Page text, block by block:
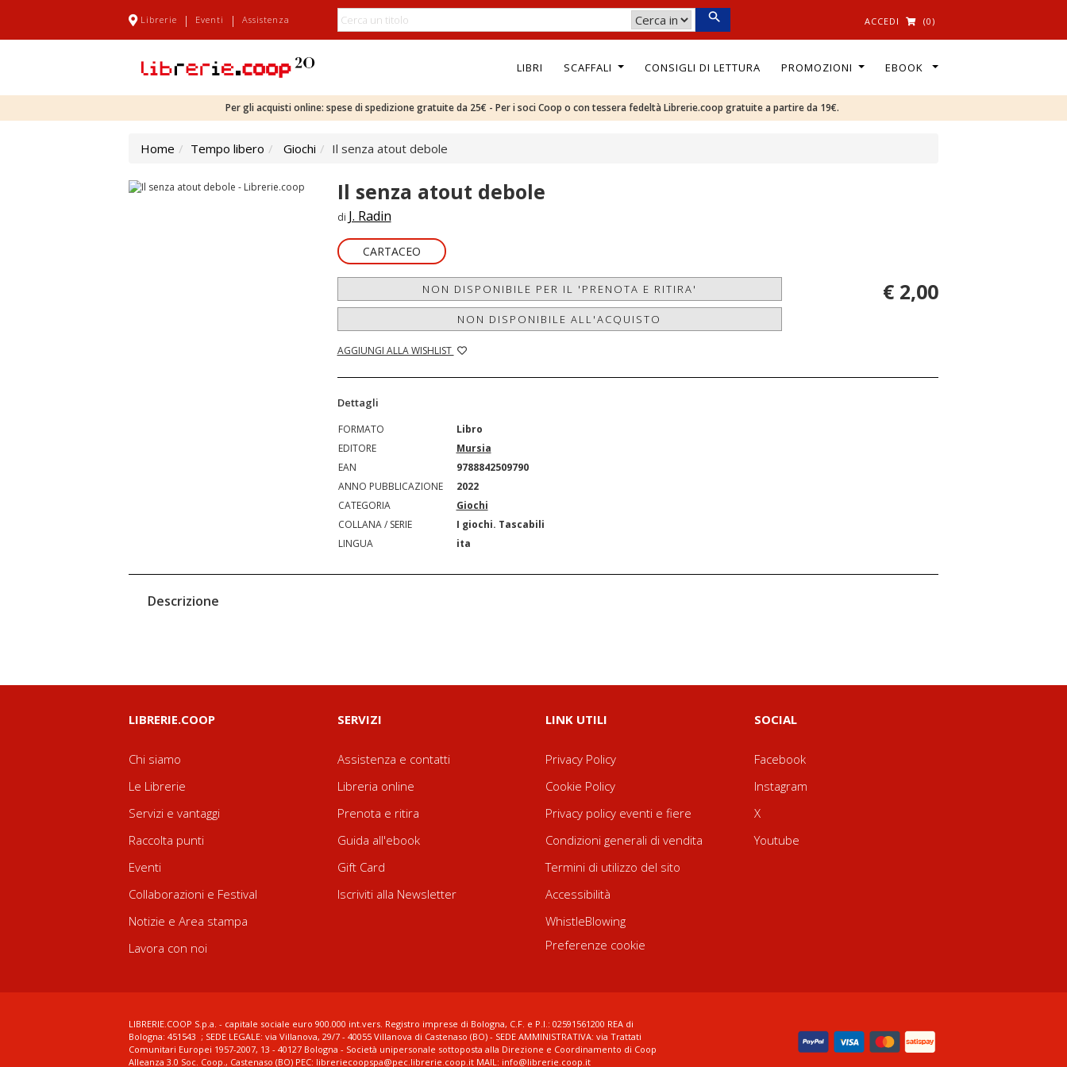
Librerie | Eventi | Assistenza ACCEDI (0)
LIBRI SCAFFALI CONSIGLI DI LETTURA PROMOZIONI EBOOK
Per gli acquisti online: spese di spedizione gratuite da 25€ - Per i soci Coop o con tessera fedeltà Librerie.coop gratuite a partire da 19€.
Home Tempo libero Giochi Il senza atout debole
Il senza atout debole
di J. Radin
CARTACEO
NON DISPONIBILE PER IL 'PRENOTA E RITIRA'
NON DISPONIBILE ALL'ACQUISTO
AGGIUNGI ALLA WISHLIST
€ 2,00
Dettagli
FORMATO
Libro
EDITORE
Mursia
EAN
9788842509790
ANNO PUBBLICAZIONE
2022
CATEGORIA
Giochi
COLLANA / SERIE
I giochi. Tascabili
LINGUA
ita
Descrizione
LIBRERIE.COOP
Chi siamo
Le Librerie
Servizi e vantaggi
Raccolta punti
Eventi
Collaborazioni e Festival
Notizie e Area stampa
Lavora con noi
SERVIZI
Assistenza e contatti
Libreria online
Prenota e ritira
Guida all'ebook
Gift Card
Iscriviti alla Newsletter
LINK UTILI
Privacy Policy
Cookie Policy
Privacy policy eventi e fiere
Condizioni generali di vendita
Termini di utilizzo del sito
Accessibilità
WhistleBlowing
Preferenze cookie
SOCIAL
Facebook
Instagram
X
Youtube
LIBRERIE.COOP S.p.a. - capitale sociale euro 900.000 int.vers. Registro imprese di Bologna, C.F. e P.I.: 02591561200 REA di
Bologna: 451543 ; SEDE LEGALE: via Villanova, 29/7 - 40055 Villanova di Castenaso (BO) - SEDE AMMINISTRATIVA: via Trattati
Comunitari Europei 1957-2007, 13 - 40127 Bologna - Società unipersonale sottoposta alla Direzione e Coordinamento di Coop
Alleanza 3.0 Soc. Coop., Castenaso (BO) PEC: libreriecoopspa@pec.librerie.coop.it MAIL: info@librerie.coop.it